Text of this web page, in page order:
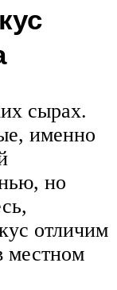
сырах.
именно
но
отличим
местном